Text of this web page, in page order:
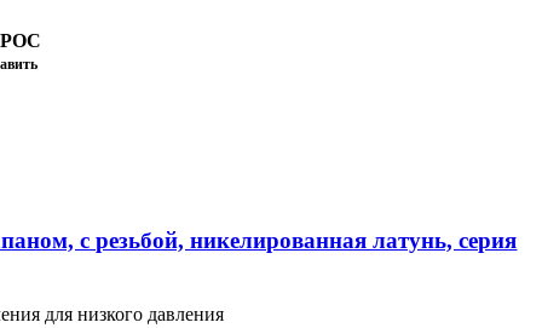
с резьбой, никелированная латунь, серия
для низкого давления